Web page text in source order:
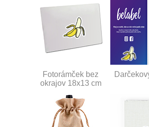
Fotorámček bez
okrajov 18x13 cm